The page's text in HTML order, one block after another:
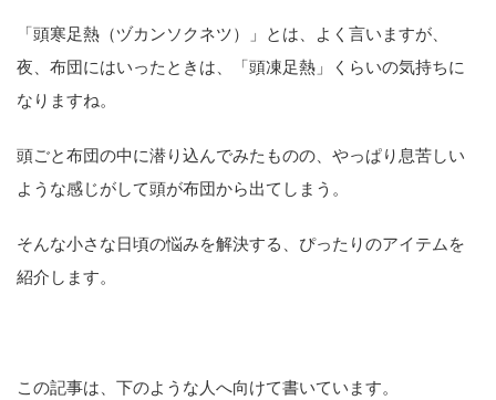
「頭寒足熱（ヅカンソクネツ）」とは、よく言いますが、
夜、布団にはいったときは、「頭凍足熱」くらいの気持ちに
なりますね。
頭ごと布団の中に潜り込んでみたものの、やっぱり息苦しい
ような感じがして頭が布団から出てしまう。
そんな小さな日頃の悩みを解決する、ぴったりのアイテムを
紹介します。
この記事は、下のような人へ向けて書いています。